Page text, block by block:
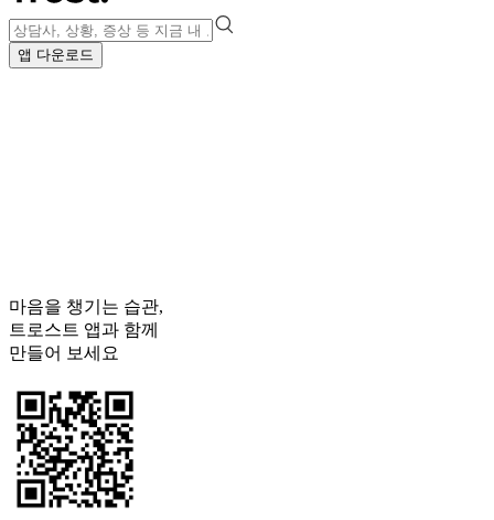
앱 다운로드
마음을 챙기는 습관,
트로스트 앱과 함께
만들어 보세요